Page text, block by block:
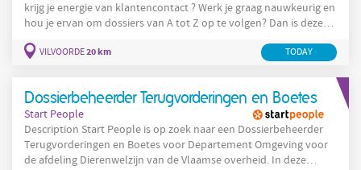
krijg je energie van klantencontact ? Werk je graag nauwkeurig en
hou je ervan om dossiers van A tot Z op te volgen? Dan is deze
zoek naar een Tweetalige Inside Sales Medewerker Certificatie
VILVOORDE20 km TODAY
Dossierbeheerder Terugvorderingen en Boetes
Start People
Description Start People is op zoek naar een Dossierbeheerder
Terugvorderingen en Boetes voor Departement Omgeving voor
de afdeling Dierenwelzijn van de Vlaamse overheid. In deze